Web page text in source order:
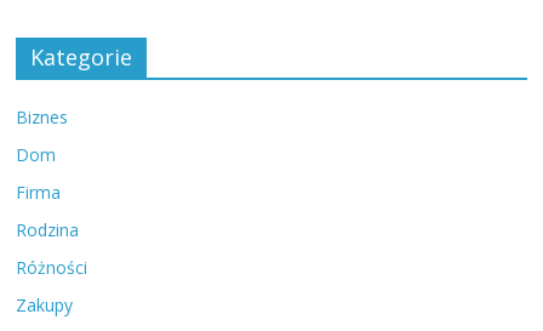
Kategorie
Biznes
Dom
Firma
Rodzina
Różności
Zakupy